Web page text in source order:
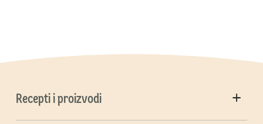
Recepti i proizvodi